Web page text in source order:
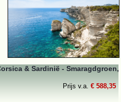
& Sardinië - Smaragdgroen,
Prijs v.a. € 588,35